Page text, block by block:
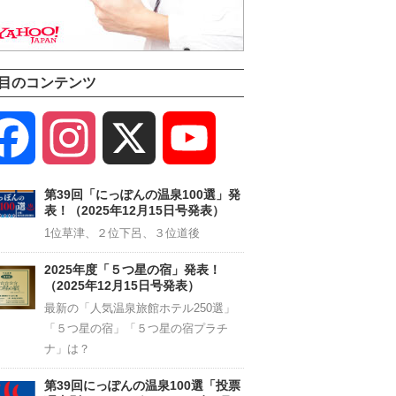
のコンテンツ
Facebook Instagram
Channel
第39回「にっぽんの温泉100選」発
表！（2025年12月15日号発表）
1位草津、２位下呂、３位道後
2025年度「５つ星の宿」発表！
（2025年12月15日号発表）
最新の「人気温泉旅館ホテル250選」
「５つ星の宿」「５つ星の宿プラチ
ナ」は？
第39回にっぽんの温泉100選「投票